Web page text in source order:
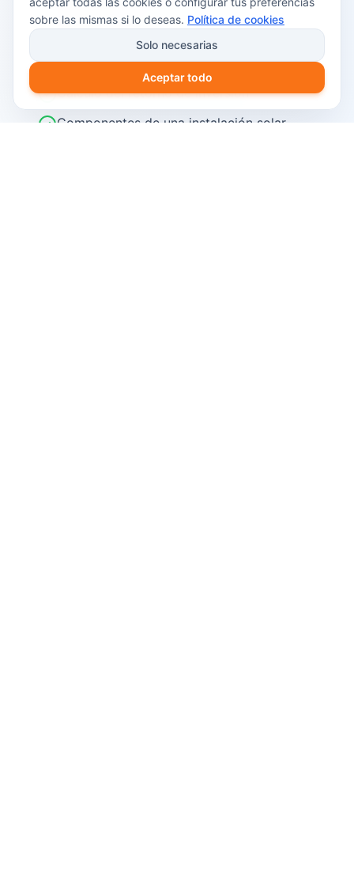
fotovoltaico
Ayudas y subvenciones disponibles en
2026
Cálculo del retorno de inversión
Componentes de una instalación solar
sobre las mismas si lo deseas. Política de cookies
Solo necesarias
Aceptar todo